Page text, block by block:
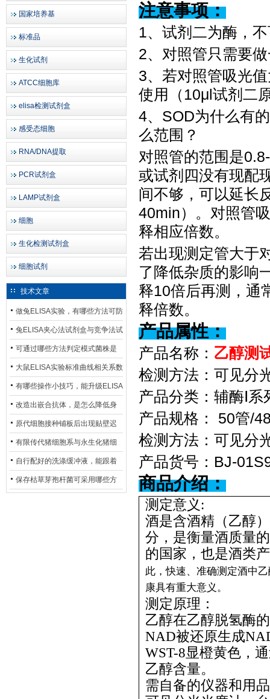
国家培养基
标准品
生化试剂
ATCC细胞库
elisa检测试剂盒
感受态细胞
RNA/DNA提取
PCR试剂盒
LAMP试剂盒
细胞
生化检测试剂盒
细胞试剂
技术文章
做兔ELISA实验，有哪些方法可防
止平台效应发生？
兔ELISA夹心法试剂盒与竞争法试
剂盒，适用检测场景存在哪些差
异？
可通过哪些方法判定模式菌株是
否存在杂菌污染？
大鼠ELISA实验标准曲线相关系数
偏低，可从哪些维度开展问题排
查？
有哪些操作小技巧，能升级ELISA
的LOD与LOQ性能？
改造出嵌合抗体，是怎么降低身
体生成抗鼠抗体（HAMA）的？
原代细胞接种铺板后出现贴壁迟
缓、悬浮细胞数量偏多的现象的
主要诱因
有限传代猪细胞系与永生化猪细
胞系，二者在增殖存活周期上有
什么区别？
自行配好的洗涤缓冲液，能跟着
试剂盒原装干粉放一处储存吗？
保存枯草芽孢杆菌可采用哪些方
注意事项：
1、试剂二为酶，
2、对照管只需要
3、若对照管吸光
使用（10μl试剂二
4、SOD为什么有
么范围？
对照管的范围是
或试剂四没有现配
间不够，可以延长
40min）。对照管
释相应倍数。
若出现测定管大于
了降低杂质的影响
释10倍后再测，通
释倍数。
产品属性：
产品名称： 乙醇测
检测方法：可见分
产品分类：辅酶 Ⅰ
产品规格：
50管/
检测方法：可见分
产品货号： BJ-
商品介绍：
测定意义:
酒是含酒精（乙醇
分，是衡量酒质量
的国家，也是酒类
此，快速、准确测定酒中
康具有重大意义。
测定原理：
乙醇在乙醇脱氢酶
NAD被还原生成
WST-8显橙黄色，
乙醇含量。
需自备的仪器和用